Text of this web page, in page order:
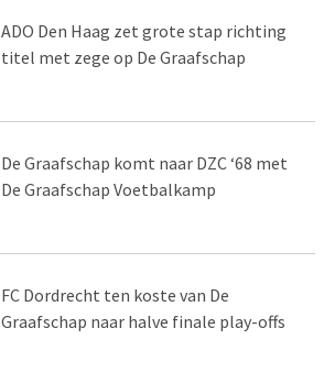
ADO Den Haag zet grote stap richting
titel met zege op De Graafschap
De Graafschap komt naar DZC ‘68 met
De Graafschap Voetbalkamp
FC Dordrecht ten koste van De
Graafschap naar halve finale play-offs